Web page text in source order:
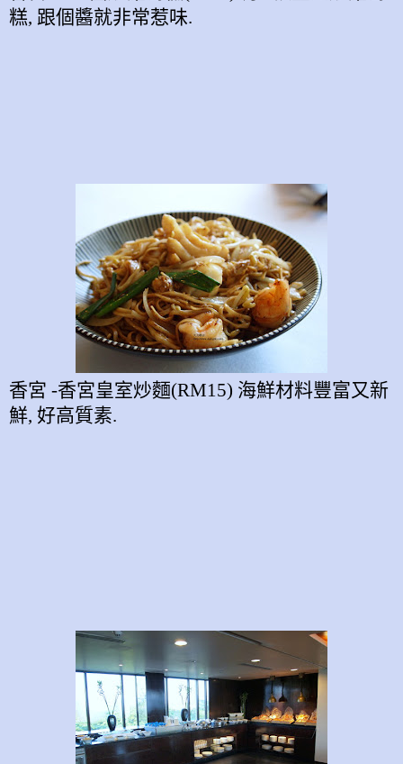
糕, 跟個醬就非常惹味.
香宮 -香宮皇室炒麵(RM15) 海鮮材料豐富又新
鮮, 好高質素.